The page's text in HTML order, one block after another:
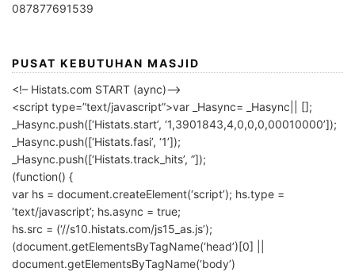
087877691539
PUSAT KEBUTUHAN MASJID
<!– Histats.com START (aync)–>
<script type=”text/javascript”>var _Hasync= _Hasync|| [];
_Hasync.push([‘Histats.start’, ‘1,3901843,4,0,0,0,00010000’]);
_Hasync.push([‘Histats.fasi’, ‘1’]);
_Hasync.push([‘Histats.track_hits’, ”]);
(function() {
var hs = document.createElement(‘script’); hs.type =
‘text/javascript’; hs.async = true;
hs.src = (‘//s10.histats.com/js15_as.js’);
(document.getElementsByTagName(‘head’)[0] ||
document.getElementsByTagName(‘body’)